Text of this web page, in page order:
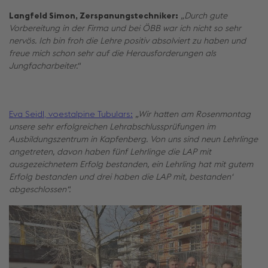
Langfeld Simon, Zerspanungstechniker: „Durch gute
Vorbereitung in der Firma und bei ÖBB war ich nicht so sehr
nervös. Ich bin froh die Lehre positiv absolviert zu haben und
freue mich schon sehr auf die Herausforderungen als
Jungfacharbeiter.“
Eva Seidl, voestalpine Tubulars: „Wir hatten am Rosenmontag
unsere sehr erfolgreichen Lehrabschlussprüfungen im
Ausbildungszentrum in Kapfenberg. Von uns sind neun Lehrlinge
angetreten, davon haben fünf Lehrlinge die LAP mit
ausgezeichnetem Erfolg bestanden, ein Lehrling hat mit gutem
Erfolg bestanden und drei haben die LAP mit, bestanden‘
abgeschlossen“.